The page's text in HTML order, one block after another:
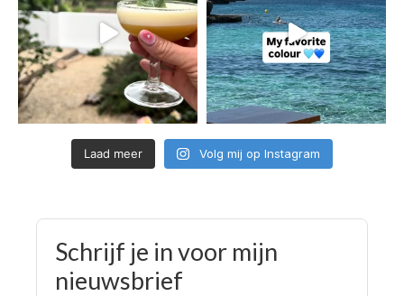
Laad meer Volg mij op Instagram
Schrijf je in voor mijn
nieuwsbrief